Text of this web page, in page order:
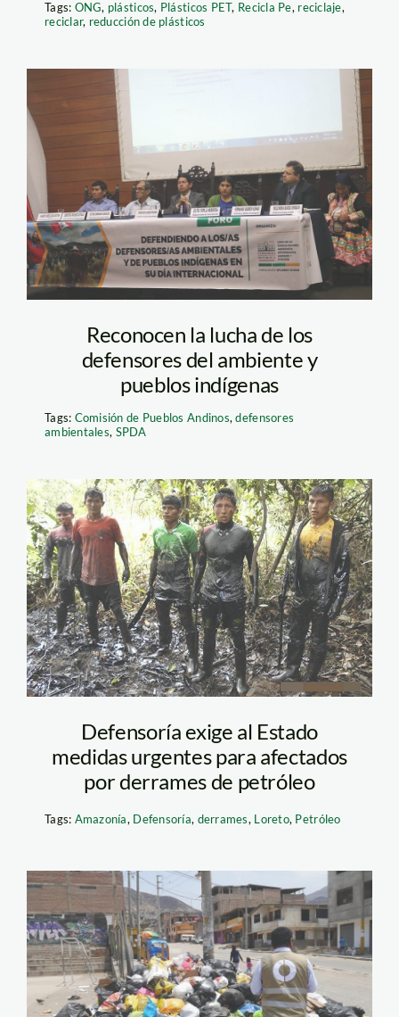
Tags: ONG, plásticos, Plásticos PET, Recicla Pe, reciclaje,
reciclar, reducción de plásticos
Defensores
Reconocen la lucha de los
defensores del ambiente y
pueblos indígenas
Tags: Comisión de Pueblos Andinos,defensores
ambientales, SPDA
Denuncian que
entrega de víveres
demoró más de un
mes en derrames de
petróleo. Foto:
Archivo La República
Defensoría exige al Estado
medidas urgentes para afectados
por derrames de petróleo
Tags: Amazonía, Defensoría, derrames, Loreto, Petróleo
Residuos solidos –
oefa 1